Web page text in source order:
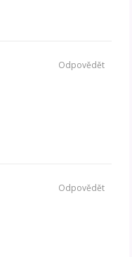
Odpovědět
Odpovědět